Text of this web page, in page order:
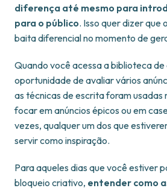
diferença até mesmo para
para o público. Isso quer dizer que o
baita diferencial no momento de
Quando você acessa a biblioteca de
oportunidade de avaliar vários
as técnicas de escrita foram usadas
focar em anúncios épicos ou em
vezes, qualquer um dos que
servir como inspiração.
Para aqueles dias que você estiver
bloqueio criativo, entender como